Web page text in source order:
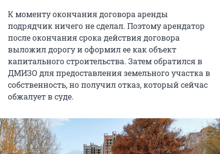
К моменту окончания договора аренды
подрядчик ничего не сделал. Поэтому арендатор
после окончания срока действия договора
выложил дорогу и оформил ее как объект
капитального строительства. Затем обратился в
ДМИЗО для предоставления земельного участка в
собственность, но получил отказ, который сейчас
обжалует в суде.